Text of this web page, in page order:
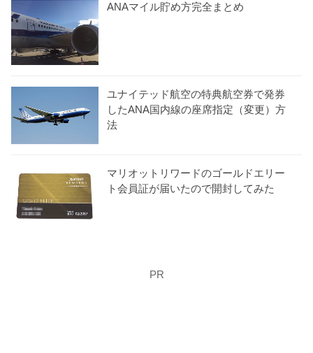
ANAマイル貯め方完全まとめ
ユナイテッド航空の特典航空券で発券
したANA国内線の座席指定（変更）方
法
マリオットリワードのゴールドエリー
ト会員証が届いたので開封してみた
PR